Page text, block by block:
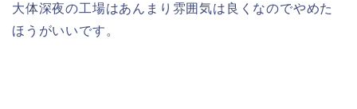
大体深夜の工場はあんまり雰囲気は良くなのでやめた
ほうがいいです。